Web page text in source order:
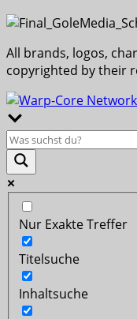
All brands, logos,
copyrighted by their
Nur Exakte Treffer
Titelsuche
Inhaltsuche